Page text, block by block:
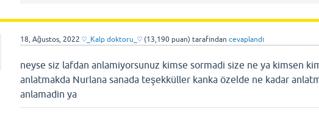
18, Ağustos, 2022 ♡_Kalp doktoru_♡ (13,190 puan) tarafından cevaplandı
neyse siz lafdan anlamiyorsunuz kimse sormadi size ne ya kimsen
anlatmakda Nurlana sanada teşekküller kanka özelde ne kadar
anlamadin ya